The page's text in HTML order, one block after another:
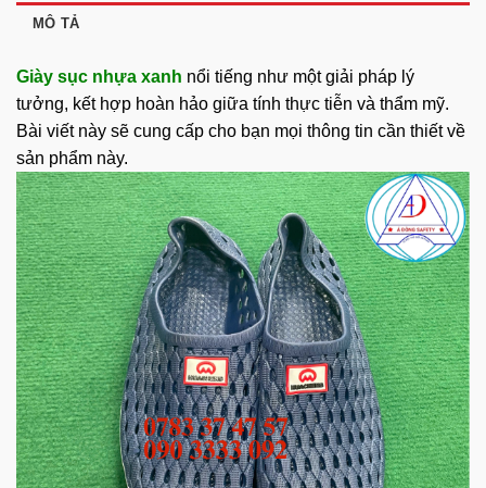
MÔ TẢ
Giày sục nhựa xanh nổi tiếng như một giải pháp lý
tưởng, kết hợp hoàn hảo giữa tính thực tiễn và thẩm mỹ.
Bài viết này sẽ cung cấp cho bạn mọi thông tin cần thiết về
sản phẩm này.